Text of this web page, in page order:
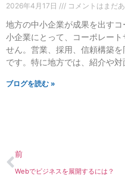
2026年4月17日 コメントはまだ
地方の中小企業が成果を出す
小企業にとって、コーポレー
せん。営業、採用、信頼構築
です。特に地方では、紹介や
ブログを読む »
前
Webでビジネスを展開するには？